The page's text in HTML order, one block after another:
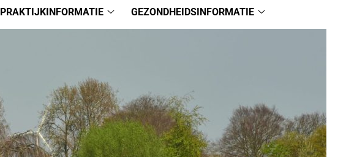
PRAKTIJKINFORMATIE
GEZONDHEIDSINFORMATIE